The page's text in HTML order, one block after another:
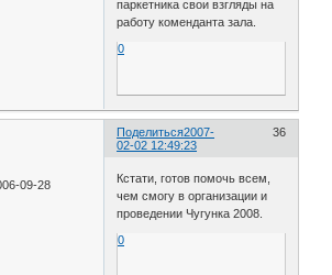
паркетника свои взгляды на
работу коменданта зала.
0
Поделиться 36
2007-
02-02 12:49:23
09-28
Кстати, готов помочь всем,
чем смогу в организации и
проведении Чугунка 2008.
0